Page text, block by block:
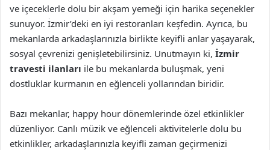
ve içeceklerle dolu bir akşam yemeği için harika seçenekler
sunuyor. İzmir’deki en iyi restoranları keşfedin. Ayrıca, bu
mekanlarda arkadaşlarınızla birlikte keyifli anlar yaşayarak,
sosyal çevrenizi genişletebilirsiniz. Unutmayın ki, İzmir
travesti ilanları ile bu mekanlarda buluşmak, yeni
dostluklar kurmanın en eğlenceli yollarından biridir.
Bazı mekanlar, happy hour dönemlerinde özel etkinlikler
düzenliyor. Canlı müzik ve eğlenceli aktivitelerle dolu bu
etkinlikler, arkadaşlarınızla keyifli zaman geçirmenizi